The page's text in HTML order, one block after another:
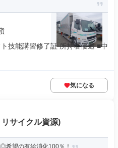
技能講習修了証 所持者優遇 ■中
気になる
サイクル資源)
希望の有給消化100％！